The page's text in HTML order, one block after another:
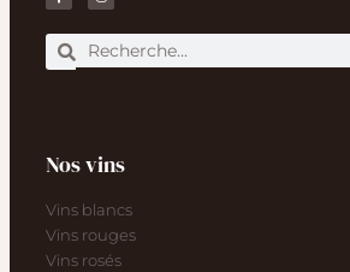
Nos vins
Vins blancs
Vins rouges
Vins rosés